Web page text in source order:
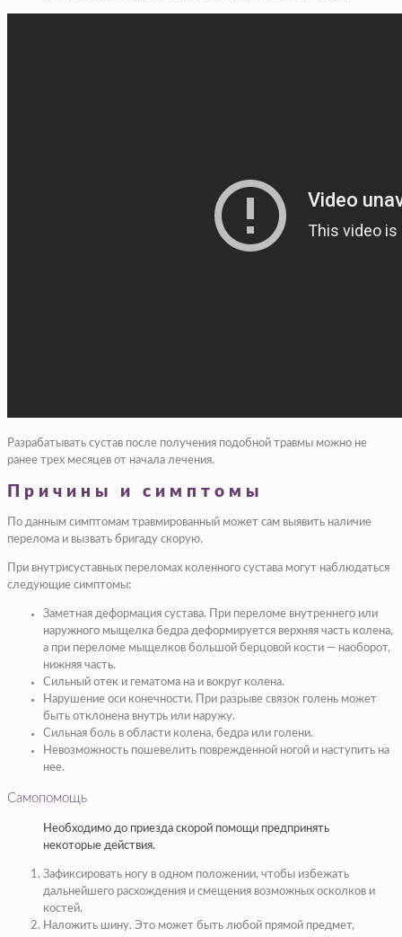
Разрабатывать сустав после получения подобной травмы можно не
ранее трех месяцев от начала лечения.
Причины и симптомы
По данным симптомам травмированный может сам выявить наличие
перелома и вызвать бригаду скорую.
При внутрисуставных переломах коленного сустава могут наблюдаться
следующие симптомы:
Заметная деформация сустава. При переломе внутреннего или
наружного мыщелка бедра деформируется верхняя часть колена,
а при переломе мыщелков большой берцовой кости — наоборот,
нижняя часть.
Сильный отек и гематома на и вокруг колена.
Нарушение оси конечности. При разрыве связок голень может
быть отклонена внутрь или наружу.
Сильная боль в области колена, бедра или голени.
Невозможность пошевелить поврежденной ногой и наступить на
нее.
Самопомощь
Необходимо до приезда скорой помощи предпринять
некоторые действия.
Зафиксировать ногу в одном положении, чтобы избежать
дальнейшего расхождения и смещения возможных осколков и
костей.
Наложить шину. Это может быть любой прямой предмет,